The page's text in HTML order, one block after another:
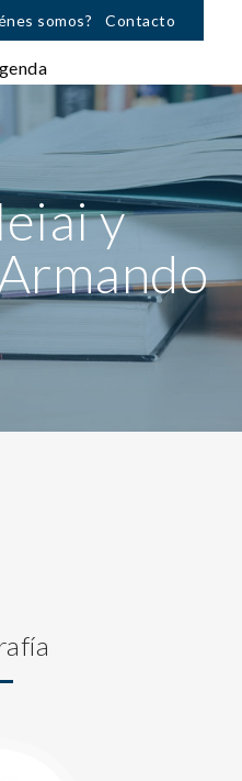
somos? Contacto
y